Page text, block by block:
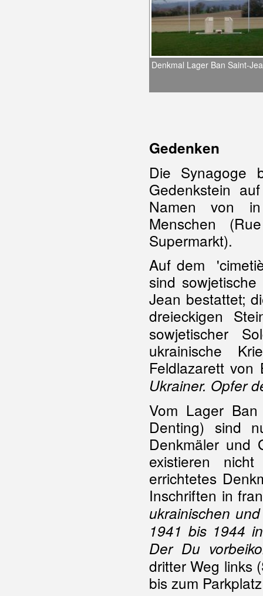
Denkmal Lager Ban Saint-
Gedenken
Die Synagoge
Gedenkstein
Namen von in
Menschen
Supermarkt).
Auf dem
sind
Jean bestattet;
dreieckigen
sowjetischer
ukrainische
Feldlazarett von
Ukrainer. Opfer
Vom Lager
Denting) sind
Denkmäler und
existieren
errichtetes
Inschriften in
ukrainischen
1941 bis 1944
Der Du
dritter Weg links
bis zum